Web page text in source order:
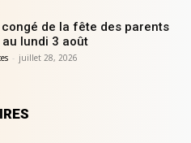
congé de la fête des parents
au lundi 3 août
- juillet 28, 2026